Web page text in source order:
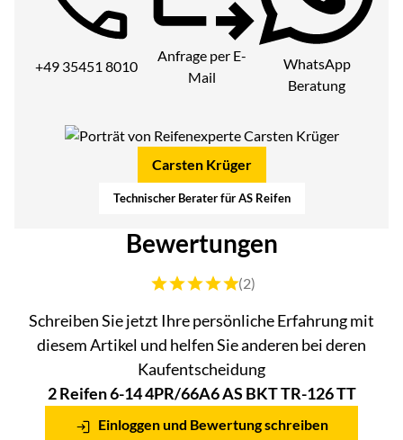
Telefon:
+49 35451 8010
Anfrage per E-
Mail
WhatsApp
Beratung
Carsten Krüger
Technischer Berater für AS Reifen
Bewertungen
Bewertung: 5 von 5 (2 Bewertungen)
(2)
Schreiben Sie jetzt Ihre persönliche Erfahrung mit
diesem Artikel und helfen Sie anderen bei deren
Kaufentscheidung
2 Reifen 6-14 4PR/66A6 AS BKT TR-126 TT
Einloggen und Bewertung schreiben